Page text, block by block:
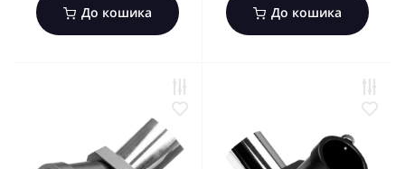
До кошика До кошика